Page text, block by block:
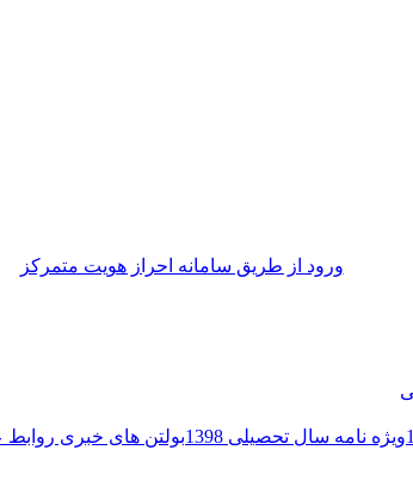
ورود از طريق سامانه احراز هويت متمركز
ویژه نامه سال تحصیلی 1398 بولتن های خبری روابط